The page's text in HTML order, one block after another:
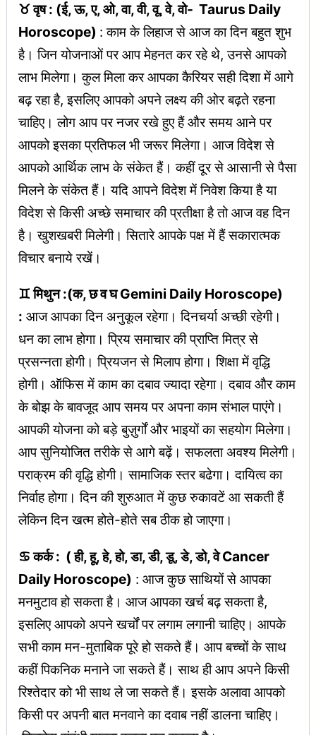
♉ वृष : (ई, ऊ, ए, ओ, वा, वी, वू, वे, वो- Taurus Daily
Horoscope) : काम के लिहाज से आज का दिन बहुत शुभ
है। जिन योजनाओं पर आप मेहनत कर रहे थे, उनसे आपको
लाभ मिलेगा। कुल मिला कर आपका कैरियर सही दिशा में आगे
बढ़ रहा है, इसलिए आपको अपने लक्ष्य की ओर बढ़ते रहना
चाहिए। लोग आप पर नजर रखे हुए हैं और समय आने पर
आपको इसका प्रतिफल भी जरूर मिलेगा। आज विदेश से
आपको आर्थिक लाभ के संकेत हैं। कहीं दूर से आसानी से पैसा
मिलने के संकेत हैं। यदि आपने विदेश में निवेश किया है या
विदेश से किसी अच्छे समाचार की प्रतीक्षा है तो आज वह दिन
है। खुशखबरी मिलेगी। सितारे आपके पक्ष में हैं सकारात्मक
विचार बनाये रखें।
♊ मिथुन :(क, छ व घ Gemini Daily Horoscope)
: आज आपका दिन अनुकूल रहेगा। दिनचर्या अच्छी रहेगी।
धन का लाभ होगा। प्रिय समाचार की प्राप्ति मित्र से
प्रसन्नता होगी। प्रियजन से मिलाप होगा। शिक्षा में वृद्धि
होगी। ऑफिस में काम का दबाव ज्यादा रहेगा। दबाव और काम
के बोझ के बावजूद आप समय पर अपना काम संभाल पाएंगे।
आपकी योजना को बड़े बुज़ुर्गों और भाइयों का सहयोग मिलेगा।
आप सुनियोजित तरीके से आगे बढ़ें। सफलता अवश्य मिलेगी।
पराक्रम की वृद्धि होगी। सामाजिक स्तर बढेगा। दायित्व का
निर्वाह होगा। दिन की शुरुआत में कुछ रुकावटें आ सकती हैं
लेकिन दिन खत्म होते-होते सब ठीक हो जाएगा।
♋ कर्क : ( ही, हू, हे, हो, डा, डी, डू, डे, डो, वे Cancer
Daily Horoscope) : आज कुछ साथियों से आपका
मनमुटाव हो सकता है। आज आपका खर्च बढ़ सकता है,
इसलिए आपको अपने खर्चों पर लगाम लगानी चाहिए। आपके
सभी काम मन-मुताबिक पूरे हो सकते हैं। आप बच्चों के साथ
कहीं पिकनिक मनाने जा सकते हैं। साथ ही आप अपने किसी
रिश्तेदार को भी साथ ले जा सकते हैं। इसके अलावा आपको
किसी पर अपनी बात मनवाने का दवाब नहीं डालना चाहिए।